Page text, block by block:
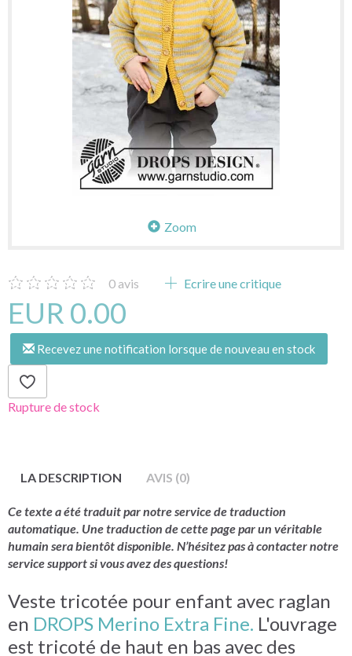
Zoom
0 avis Ecrire une critique
EUR 0.00
Recevez une notification lorsque de nouveau en stock
Rupture de stock
LA DESCRIPTION AVIS (0)
Ce texte a été traduit par notre service de traduction
automatique. Une traduction de cette page par un véritable
humain sera bientôt disponible. N’hésitez pas à contacter notre
service support si vous avez des questions!
Veste tricotée pour enfant avec raglan
en DROPS Merino Extra Fine. L'ouvrage
est tricoté de haut en bas avec des